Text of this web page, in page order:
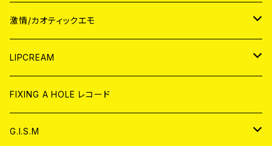
JAPAN
CD
ANALOG
WORLD
CD
ANALOG
激情/カオティックエモ
JAPAN
CD
ANALOG
WORLD
CD
LIPCREAM
CD
アナログ
FIXING A HOLE レコード
G.I.S.M